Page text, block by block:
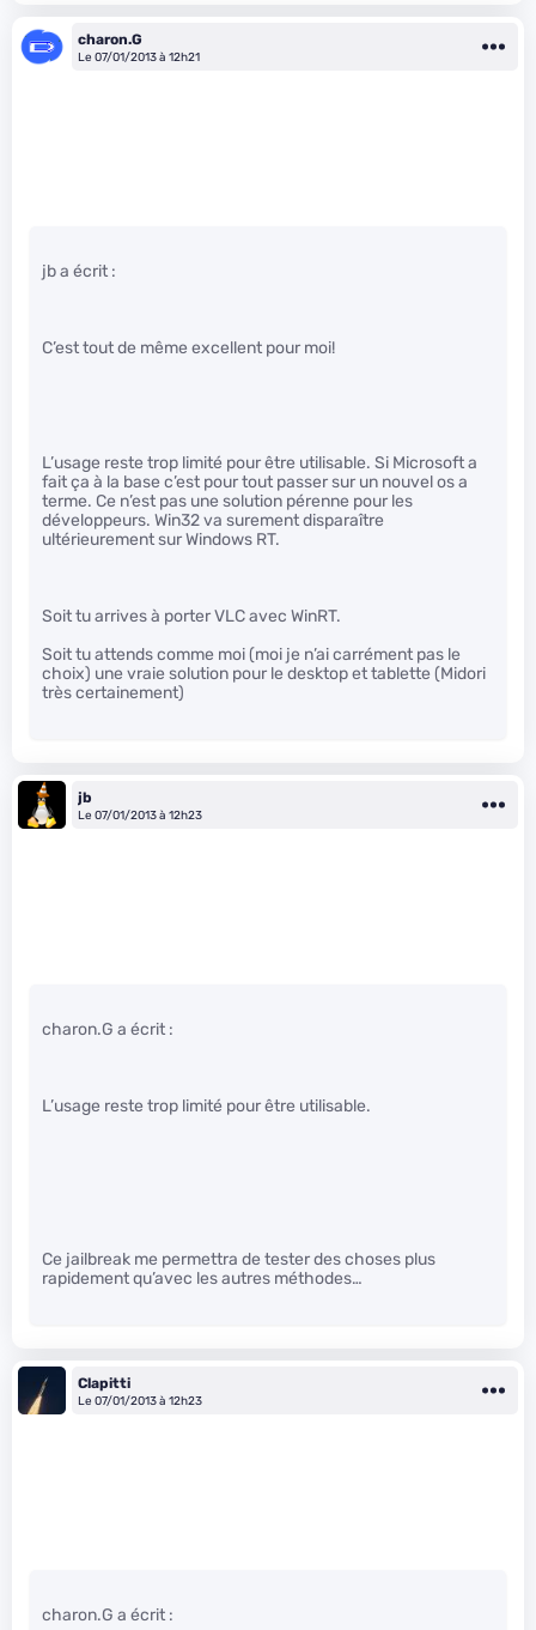
charon.G
Le 07/01/2013 à 12h21
jb a écrit :
C’est tout de même excellent pour moi!
L’usage reste trop limité pour être utilisable. Si Microsoft a
fait ça à la base c’est pour tout passer sur un nouvel os a
terme. Ce n’est pas une solution pérenne pour les
développeurs. Win32 va surement disparaître
ultérieurement sur Windows RT.
Soit tu arrives à porter VLC avec WinRT.
Soit tu attends comme moi (moi je n’ai carrément pas le
choix) une vraie solution pour le desktop et tablette (Midori
très certainement)
jb
Le 07/01/2013 à 12h23
charon.G a écrit :
L’usage reste trop limité pour être utilisable.
Ce jailbreak me permettra de tester des choses plus
rapidement qu’avec les autres méthodes…
Clapitti
Le 07/01/2013 à 12h23
charon.G a écrit :